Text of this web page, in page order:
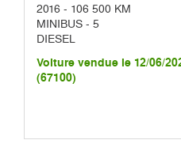
2016 - 106 500 KM
MINIBUS - 5
DIESEL
Voiture vendue le 12/06/
(67100)